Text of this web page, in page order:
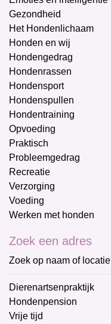
Gezondheid
Het Hondenlichaam
Honden en wij
Hondengedrag
Hondenrassen
Hondensport
Hondenspullen
Hondentraining
Opvoeding
Praktisch
Probleemgedrag
Recreatie
Verzorging
Voeding
Werken met honden
Zoek een adres
Zoek op naam of locatie
Dierenartsenpraktijk
Hondenpension
Vrije tijd